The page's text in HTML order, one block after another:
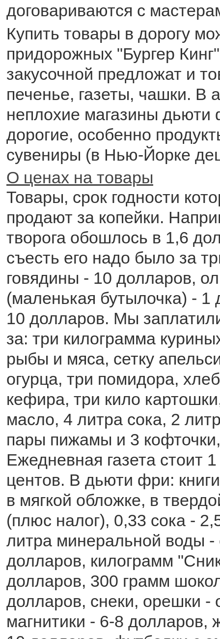
договариваются с
Купить товары в дорогу
придорожных "Бургер
закусочной предложат и
печенье, газеты, чашки. В
неплохие магазины дьюти
дорогие, особенно
сувениры (в Нью-Йорке
О ценах на товары
Товары, срок годности
продают за копейки.
творога обошлось в 1,6
съесть его надо было за
говядины - 10 долларов,
(маленькая бутылочка) -
10 долларов. Мы
за: три килограмма
рыбы и мяса, сетку
огурца, три помидора,
кефира, три кило
масло, 4 литра сока, 2
пары пижамы и 3
Ежедневная газета стоит
центов. В дьюти фри:
в мягкой обложке, в
(плюс налог), 0,33 сока -
литра минеральной воды -
долларов, килограмм
долларов, 300 грамм
долларов, снеки, орешки -
магнитики - 6-8 долларов,